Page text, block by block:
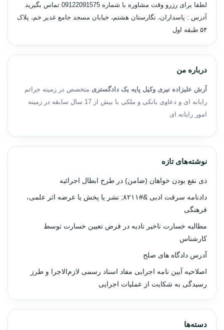
لطفا برای رزرو وقت مشاوره با شماره 09122091575 تماس بگیرید
آدرس : پاسداران، نگارستان هشتم، خیابان مسجد جامع غدیر خم، پلاک
۵۴ طبقه اول
درباره من
آرش علیزاده نیری وکیل پایه یک دادگستری متخصص در زمینه جرائم
رایانه ای و دعاوی بانکی و ملکی با بیش از 17 سال سابقه در زمینه
امور رایانه ای
نوشته‌های تازه
ذی نفع بودن خواهان (ضامن) در طرح ابطال اجرائیه
دادنامه سرقت ادبی &#۸۲۱۱; نشر یا پخش یا عرضه اثر علمی،
فرهنگی
مطالبه خسارت تاخیر تادیه در فرض تعیین خسارت توسط
کارشناس
آدرس دادگاه های صلح
اصلاحیه آیین نامه اجرایی مفاد اسناد رسمی لازم‌الاجرا و طرز
رسیدگی به شکایت از عملیات اجرایی
دسته‌ها